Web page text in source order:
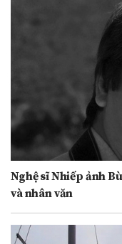
Nghệ sĩ Nhiếp ảnh
và nhân văn